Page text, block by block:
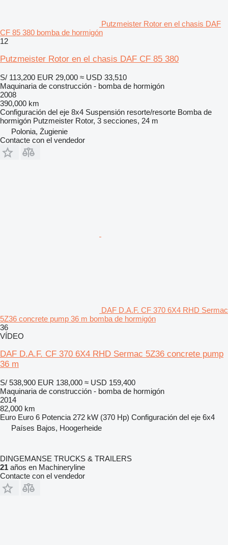
Putzmeister Rotor en el chasis DAF
CF 85 380 bomba de hormigón
12
Putzmeister Rotor en el chasis DAF CF 85 380
S/ 113,200 EUR 29,000 ≈ USD 33,510
Maquinaria de construcción - bomba de hormigón
2008
390,000 km
Configuración del eje 8x4 Suspensión resorte/resorte Bomba de
hormigón Putzmeister Rotor, 3 secciones, 24 m
Polonia, Żugienie
Contacte con el vendedor
DAF D.A.F. CF 370 6X4 RHD Sermac
5Z36 concrete pump 36 m bomba de hormigón
36
VÍDEO
DAF D.A.F. CF 370 6X4 RHD Sermac 5Z36 concrete pump
36 m
S/ 538,900 EUR 138,000 ≈ USD 159,400
Maquinaria de construcción - bomba de hormigón
2014
82,000 km
Euro Euro 6 Potencia 272 kW (370 Hp) Configuración del eje 6x4
Países Bajos, Hoogerheide
DINGEMANSE TRUCKS & TRAILERS
21 años en Machineryline
Contacte con el vendedor